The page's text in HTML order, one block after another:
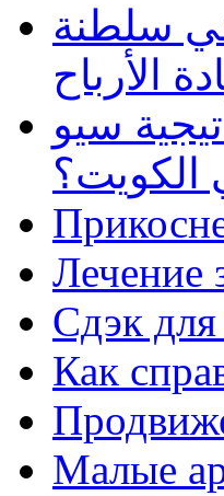
في سلطنة
الأرباح
سيو
الكويت؟
Лечение
Сдэк для
Как
Малые